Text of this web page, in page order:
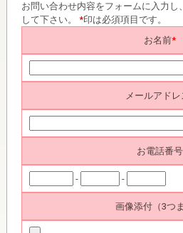
お問い合わせ内容をフォームに入力し
して下さい。 *印は必須項目です。
お名前*
メールアドレ
お電話番号
- -
画像添付（3つま